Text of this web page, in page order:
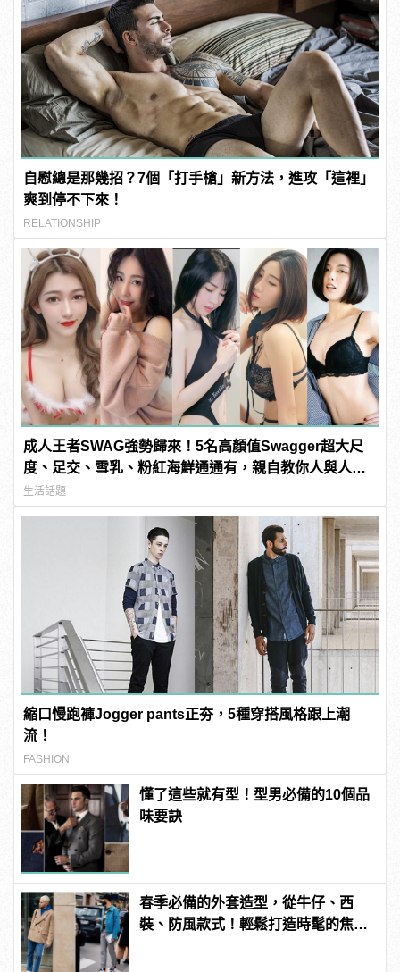
自慰總是那幾招？7個「打手槍」新方法，進攻「這裡」
爽到停不下來！
RELATIONSHIP
成人王者SWAG強勢歸來！5名高顏值Swagger超大尺
度、足交、雪乳、粉紅海鮮通通有，親自教你人與人的
連結！ | manfashion這樣變型男
生活話題
縮口慢跑褲Jogger pants正夯，5種穿搭風格跟上潮
流！
FASHION
懂了這些就有型！型男必備的10個品
味要訣
春季必備的外套造型，從牛仔、西
裝、防風款式！輕鬆打造時髦的焦點